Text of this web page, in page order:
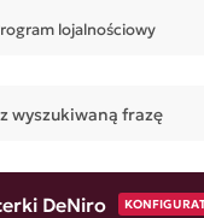
lojalnościowy
DeNiro